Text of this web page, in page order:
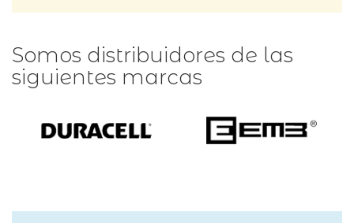
Somos distribuidores de las
siguientes marcas